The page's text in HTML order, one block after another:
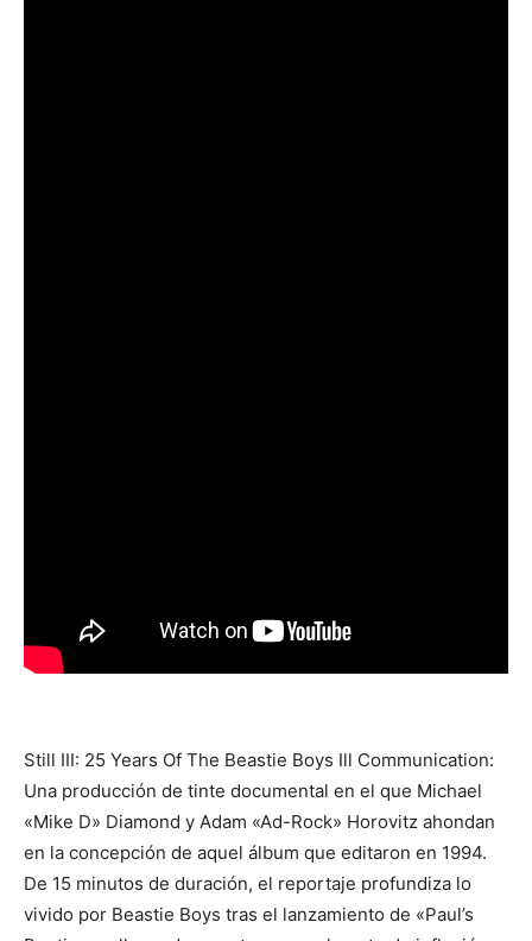
Still III: 25 Years Of The Beastie Boys Ill Communication:
Una producción de tinte documental en el que Michael
«Mike D» Diamond y Adam «Ad-Rock» Horovitz ahondan
en la concepción de aquel álbum que editaron en 1994.
De 15 minutos de duración, el reportaje profundiza lo
vivido por Beastie Boys tras el lanzamiento de «Paul’s